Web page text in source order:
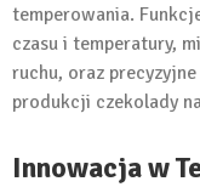
temperowania.
czasu i temperatury,
ruchu, oraz
produkcji czekolady
Innowacja w